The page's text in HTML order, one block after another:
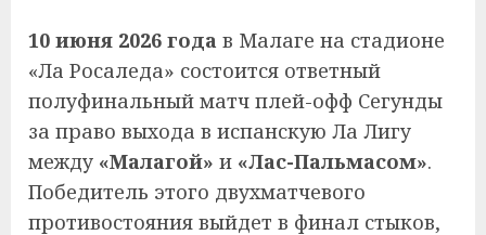
10 июня 2026 года в Малаге на стадионе
«Ла Росаледа» состоится ответный
полуфинальный матч плей-офф Сегунды
за право выхода в испанскую Ла Лигу
между «Малагой» и «Лас-Пальмасом».
Победитель этого двухматчевого
противостояния выйдет в финал стыков,